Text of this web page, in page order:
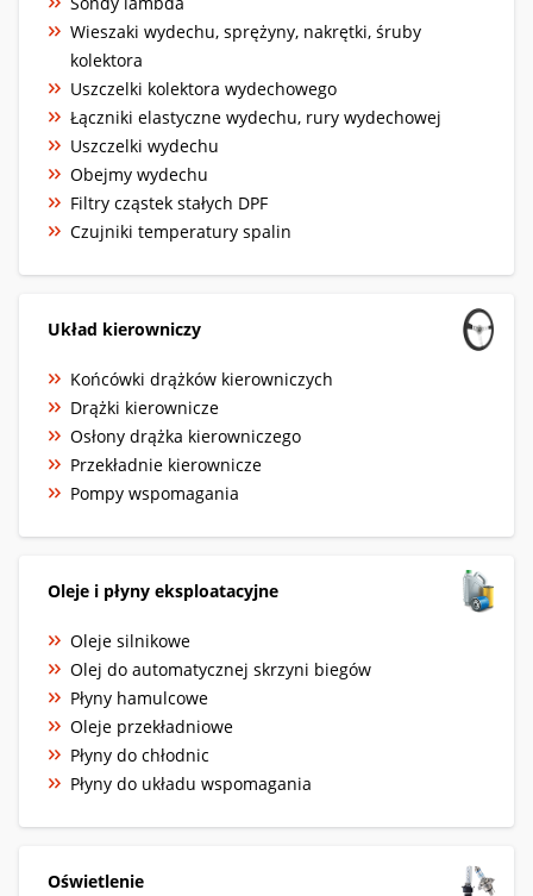
Wieszaki wydechu, sprężyny, nakrętki, śruby
kolektora
Uszczelki kolektora wydechowego
Łączniki elastyczne wydechu, rury wydechowej
Uszczelki wydechu
Obejmy wydechu
Filtry cząstek stałych DPF
Czujniki temperatury spalin
Układ kierowniczy
Końcówki drążków kierowniczych
Drążki kierownicze
Osłony drążka kierowniczego
Przekładnie kierownicze
Pompy wspomagania
Oleje i płyny eksploatacyjne
Oleje silnikowe
Olej do automatycznej skrzyni biegów
Płyny hamulcowe
Oleje przekładniowe
Płyny do chłodnic
Płyny do układu wspomagania
Oświetlenie